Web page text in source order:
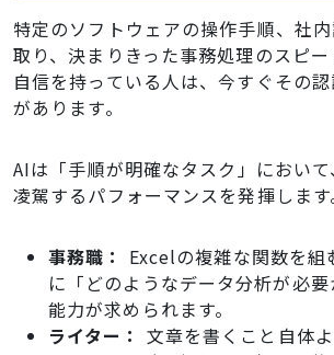
特定のソフトウェアの操作手順、社
取り、決まりきった事務処理のスピ
自信を持っている人は、今すぐその
があります。
AIは「手順が明確なタスク」におい
凌駕するパフォーマンスを発揮します
事務職：
Excelの複雑な関数を組
に「どのようなデータ分析が必
能力が求められます。
ライター： 文章を書くこと自体